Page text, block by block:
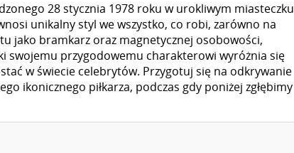
28 stycznia 1978 roku w urokliwym miasteczku
unikalny styl we wszystko, co robi, zarówno na
jako bramkarz oraz magnetycznej osobowości,
swojemu przygodowemu charakterowi wyróżnia się
w świecie celebrytów. Przygotuj się na odkrywanie
ikonicznego piłkarza, podczas gdy poniżej zgłębimy